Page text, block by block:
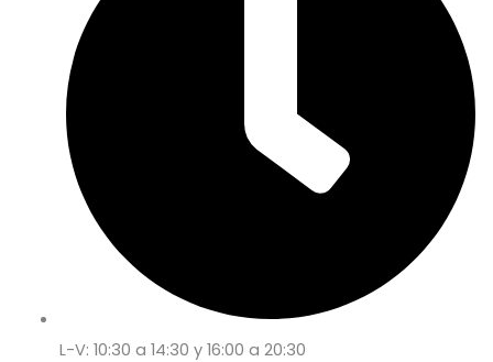
L-V: 10:30 a 14:30 y 16:00 a 20:30